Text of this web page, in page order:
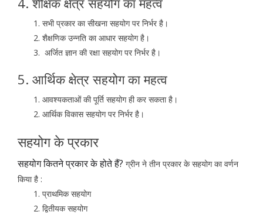
सभी प्रकार का सीखना सहयोग पर निर्भर है।
शैक्षणिक उन्नति का आधार सहयोग है।
अर्जित ज्ञान की रक्षा सहयोग पर निर्भर है।
5. आर्थिक क्षेत्र सहयोग का महत्व
आवश्यकताओं की पूर्ति सहयोग ही कर सकता है।
आर्थिक विकास सहयोग पर निर्भर है।
सहयोग के प्रकार
सहयोग कितने प्रकार के होते हैं? ग्रीन ने तीन प्रकार के सहयोग का वर्णन
किया है :
प्राथमिक सहयोग
द्वितीयक सहयोग